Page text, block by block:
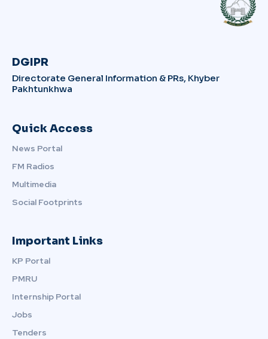
DGIPR
Directorate General Information & PRs, Khyber
Pakhtunkhwa
Quick Access
News Portal
FM Radios
Multimedia
Social Footprints
Important Links
KP Portal
PMRU
Internship Portal
Jobs
Tenders